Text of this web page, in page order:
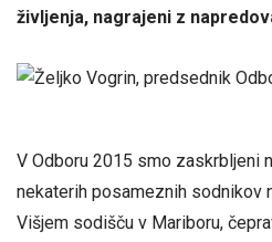
življenja, nagrajeni z
V Odboru 2015 smo zaskrbljeni
nekaterih posameznih sodnikov
Višjem sodišču v Mariboru,